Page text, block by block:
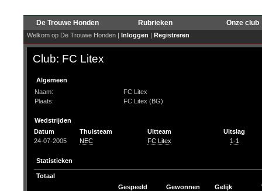
De Trouwe Honden Rubrieken Onze club
Welkom op De Trouwe Honden | Inloggen | Registreren
Club: FC Litex
Algemeen
Naam:
FC Litex
Plaats:
FC Litex (BG)
Wedstrijden
Datum
Thuisteam Uitteam
Uitslag
24-07-2005
NEC FC Litex 1-1
Statistieken
Totaal
Gespeeld
Gewonnen Gelijk